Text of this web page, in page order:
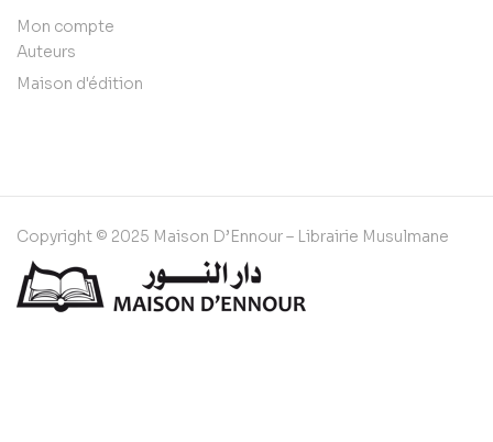
Mon compte
Auteurs
Maison d'édition
Copyright © 2025 Maison D’Ennour – Librairie Musulmane